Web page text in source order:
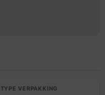
TYPE VERPAKKING